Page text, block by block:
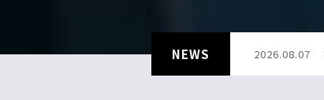
NEWS 2026.08.07